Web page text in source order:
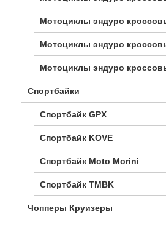
Мотоциклы эндуро
Мотоциклы эндуро
Мотоциклы эндуро
Спортбайки
Спортбайк GPX
Спортбайк KOVE
Спортбайк Moto Morini
Спортбайк TMBK
Чопперы Круизеры